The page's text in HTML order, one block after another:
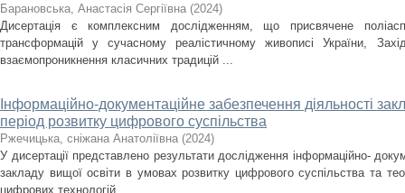
Барановська, Анастасія Сергіївна (2024)
Дисертація є комплексним дослідженням, що присвячене
трансформацій у сучасному реалістичному живописі України,
взаємопроникнення класичних традицій ...
Інформаційно-документаційне забезпечення діяльності
період розвитку цифрового суспільства
Ржечицька, сніжана Анатоліївна (2024)
У дисертації представлено результати дослідження інформаційно-
закладу вищої освіти в умовах розвитку цифрового суспільства та
цифрових технологій ...